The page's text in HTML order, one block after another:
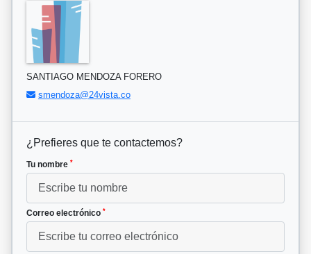
SANTIAGO MENDOZA FORERO
smendoza@24vista.co
¿Prefieres que te contactemos?
Tu nombre *
Correo electrónico *